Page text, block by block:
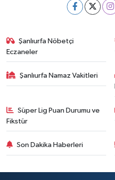
Şanlıurfa Nöbetçi
Eczaneler
Şanlıurfa Namaz Vakitleri
Süper Lig Puan Durumu ve
Fikstür
Son Dakika Haberleri